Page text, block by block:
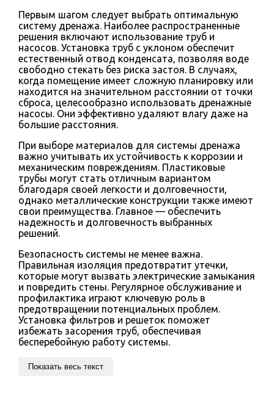
Первым шагом следует выбрать оптимальную
систему дренажа. Наиболее распространенные
решения включают использование труб и
насосов. Установка труб с уклоном обеспечит
естественный отвод конденсата, позволяя воде
свободно стекать без риска застоя. В случаях,
когда помещение имеет сложную планировку или
находится на значительном расстоянии от точки
сброса, целесообразно использовать дренажные
насосы. Они эффективно удаляют влагу даже на
большие расстояния.
При выборе материалов для системы дренажа
важно учитывать их устойчивость к коррозии и
механическим повреждениям. Пластиковые
трубы могут стать отличным вариантом
благодаря своей легкости и долговечности,
однако металлические конструкции также имеют
свои преимущества. Главное — обеспечить
надежность и долговечность выбранных
решений.
Безопасность системы не менее важна.
Правильная изоляция предотвратит утечки,
которые могут вызвать электрические замыкания
и повредить стены. Регулярное обслуживание и
профилактика играют ключевую роль в
предотвращении потенциальных проблем.
Установка фильтров и решеток поможет
избежать засорения труб, обеспечивая
бесперебойную работу системы.
Показать весь текст